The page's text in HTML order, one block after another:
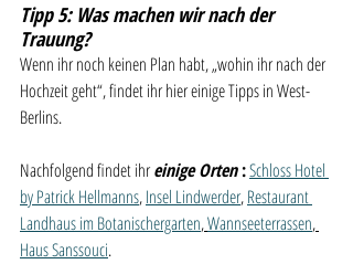
Tipp 5: Was machen wir nach der
Trauung?
Wenn ihr noch keinen Plan habt, „wohin ihr nach der
Hochzeit geht“, findet ihr hier einige Tipps in West-
Berlins.
Nachfolgend findet ihr einige Orten :Schloss Hotel
by Patrick Hellmanns, Insel Lindwerder, Restaurant
Landhaus im Botanischergarten, Wannseeterrassen,
Haus Sanssouci.